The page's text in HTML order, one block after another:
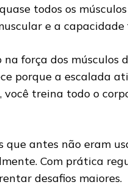
todos os
e a capacidade
força dos músculos
porque a escalada
você treina todo o
antes não eram
Com prática
desafios maiores.